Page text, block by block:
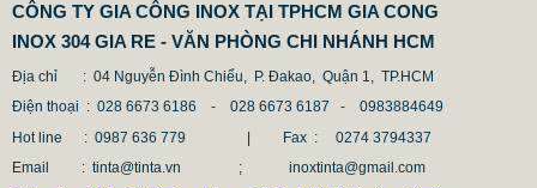
CÔNG TY GIA CÔNG INOX TẠI TPHCM GIA CONG
INOX 304 GIA RE - VĂN PHÒNG CHI NHÁNH HCM
Địa chỉ
: 04 Nguyễn Đình Chiểu, P. Đakao, Quận 1, TP.HCM
Điện thoại : 028 6673 6186 - 028 6673 6187 -
0983884649
Hot line
: 0987 636 779 | Fax :
0274 3794337
Email
: tinta@tinta.vn ; inoxtinta@gmail.com